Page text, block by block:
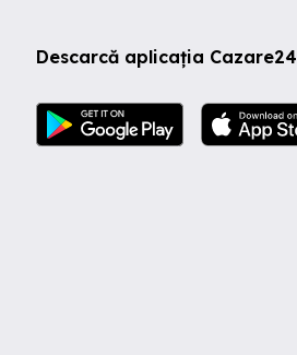
Descarcă aplicația Cazare24